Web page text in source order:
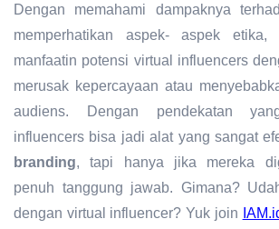
Dengan memahami dampaknya
memperhatikan aspek- aspek
manfaatin potensi virtual influencers
merusak kepercayaan atau
audiens. Dengan pendekatan
influencers bisa jadi alat yang sangat
branding, tapi hanya jika mereka
penuh tanggung jawab. Gimana?
dengan virtual influencer? Yuk join